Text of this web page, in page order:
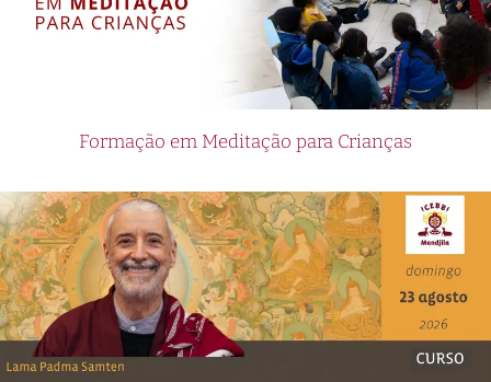
Formação em Meditação para Crianças